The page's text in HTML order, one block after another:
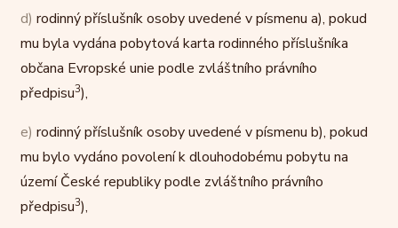
d) rodinný příslušník osoby uvedené v písmenu a), pokud
mu byla vydána pobytová karta rodinného příslušníka
občana Evropské unie podle zvláštního právního
předpisu3),
e) rodinný příslušník osoby uvedené v písmenu b), pokud
mu bylo vydáno povolení k dlouhodobému pobytu na
území České republiky podle zvláštního právního
předpisu3),